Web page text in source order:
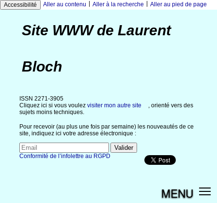
Accessibilité Aller au contenu Aller à la recherche Aller au pied de page
Site WWW de Laurent
Bloch
ISSN 2271-3905
Cliquez ici si vous voulez visiter mon autre site
, orienté vers des
sujets moins techniques.
Pour recevoir (au plus une fois par semaine) les nouveautés de ce
site, indiquez ici votre adresse électronique :
Conformité de l’infolettre au RGPD
MENU